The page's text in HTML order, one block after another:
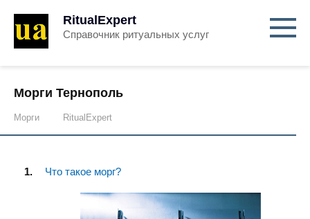
RitualExpert
Справочник ритуальных услуг
Морги Тернополь
Морги RitualExpert
Что такое морг?